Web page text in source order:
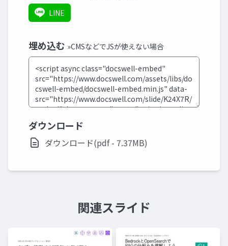
LINE
埋め込む »CMSなどでJSが使えない場合
ダウンロード
ダウンロード(pdf - 7.37MB)
関連スライド